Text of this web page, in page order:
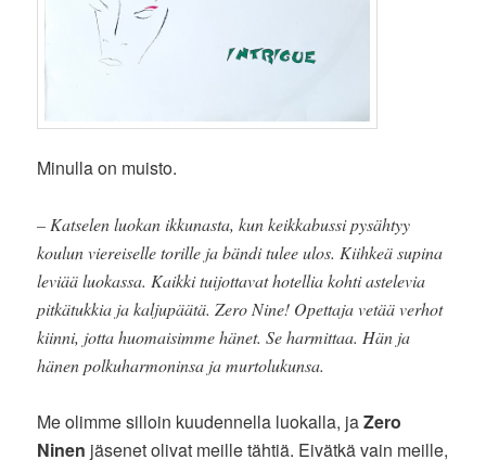
Minulla on muisto.
– Katselen luokan ikkunasta, kun keikkabussi pysähtyy
koulun viereiselle torille ja bändi tulee ulos. Kiihkeä supina
leviää luokassa. Kaikki tuijottavat hotellia kohti astelevia
pitkätukkia ja kaljupäätä. Zero Nine! Opettaja vetää verhot
kiinni, jotta huomaisimme hänet. Se harmittaa. Hän ja
hänen polkuharmoninsa ja murtolukunsa.
Me olimme silloin kuudennella luokalla, jaZero
Ninen jäsenet olivat meille tähtiä. Eivätkä vain meille,